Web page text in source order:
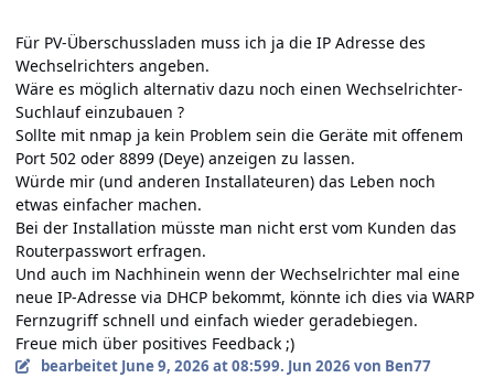
Für PV-Überschussladen muss ich ja die IP Adresse des
Wechselrichters angeben.
Wäre es möglich alternativ dazu noch einen Wechselrichter-
Suchlauf einzubauen ?
Sollte mit nmap ja kein Problem sein die Geräte mit offenem
Port 502 oder 8899 (Deye) anzeigen zu lassen.
Würde mir (und anderen Installateuren) das Leben noch
etwas einfacher machen.
Bei der Installation müsste man nicht erst vom Kunden das
Routerpasswort erfragen.
Und auch im Nachhinein wenn der Wechselrichter mal eine
neue IP-Adresse via DHCP bekommt, könnte ich dies via WARP
Fernzugriff schnell und einfach wieder geradebiegen.
Freue mich über positives Feedback ;)
bearbeitet June 9, 2026 at 08:599. Jun 2026 von Ben77